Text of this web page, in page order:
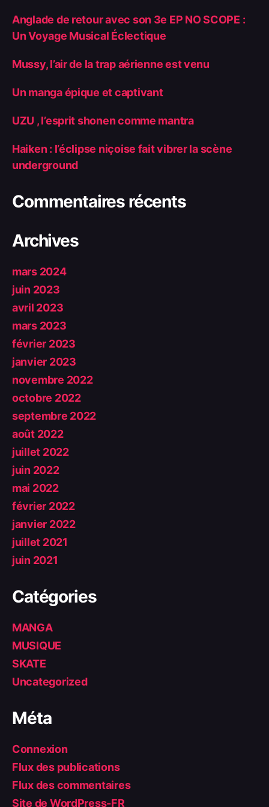
Anglade de retour avec son 3e EP NO SCOPE :
Un Voyage Musical Éclectique
Mussy, l’air de la trap aérienne est venu
Un manga épique et captivant
UZU , l’esprit shonen comme mantra
Haiken : l’éclipse niçoise fait vibrer la scène
underground
Commentaires récents
Archives
mars 2024
juin 2023
avril 2023
mars 2023
février 2023
janvier 2023
novembre 2022
octobre 2022
septembre 2022
août 2022
juillet 2022
juin 2022
mai 2022
février 2022
janvier 2022
juillet 2021
juin 2021
Catégories
MANGA
MUSIQUE
SKATE
Uncategorized
Méta
Connexion
Flux des publications
Flux des commentaires
Site de WordPress-FR